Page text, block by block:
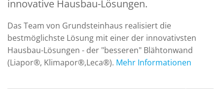
innovative Hausbau-Lösungen.
Das Team von Grundsteinhaus realisiert die
bestmöglichste Lösung mit einer der innovativsten
Hausbau-Lösungen - der "besseren" Blähtonwand
(Liapor®, Klimapor®,Leca®). Mehr Informationen